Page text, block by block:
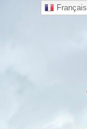
Français